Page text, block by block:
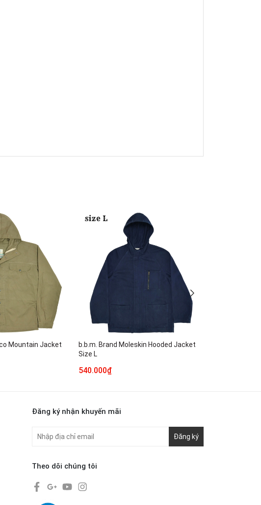
Mountain Jacket
b.b.m. Brand Moleskin Hooded Jacket
Size L
540.000₫
Đăng ký nhận khuyến mãi
Đăng ký
Theo dõi chúng tôi